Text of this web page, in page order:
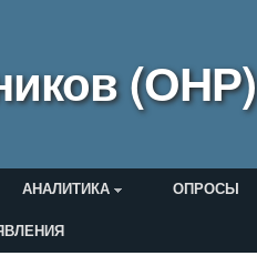
(ОНР)
АНАЛИТИКА ОПРОСЫ